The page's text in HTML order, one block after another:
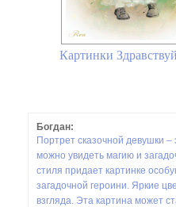
Картинки
Богдан:
Портрет сказочной девушки
можно увидеть магию и
стиля придает картинке
загадочной героини. Яркие
взгляда. Эта картина может